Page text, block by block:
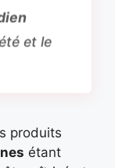
et le
produits
étant